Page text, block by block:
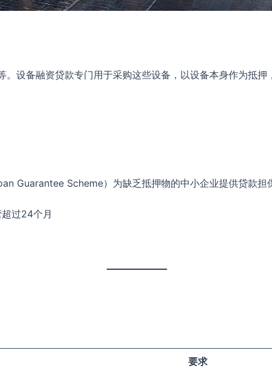
设备融资贷款专门用于采购这些设备，以设备本身作为抵押
Guarantee Scheme）为缺乏抵押物的中小企业提供贷款
过24个月
要求